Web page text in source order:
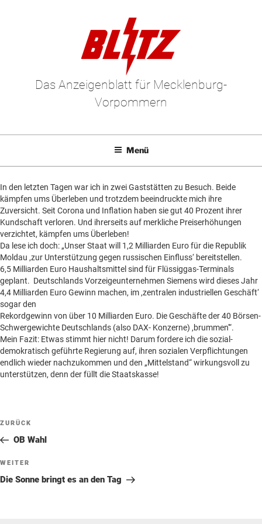
Das Anzeigenblatt für Mecklenburg-
Vorpommern
Menü
E-Paper
Kleinanzeigen
Leserbriefe
Beilagen online
Kontakt
In den letzten Tagen war ich in zwei Gaststätten zu Besuch. Beide
kämpfen ums Überleben und trotzdem beeindruckte mich ihre
Zuversicht. Seit Corona und Inflation haben sie gut 40 Prozent ihrer
Kundschaft verloren. Und ihrerseits auf merkliche Preiserhöhungen
verzichtet, kämpfen ums Überleben!
Da lese ich doch: „Unser Staat will 1,2 Milliarden Euro für die Republik
Moldau ,zur Unterstützung gegen russischen Einfluss‘ bereitstellen.
6,5 Milliarden Euro Haushaltsmittel sind für Flüssiggas-Terminals
geplant. Deutschlands Vorzeigeunternehmen Siemens wird dieses Jahr
4,4 Milliarden Euro Gewinn machen, im ,zentralen industriellen Geschäft‘
sogar den
Rekordgewinn von über 10 Milliarden Euro. Die Geschäfte der 40 Börsen-
Schwergewichte Deutschlands (also DAX- Konzerne) ,brummen'“.
Mein Fazit: Etwas stimmt hier nicht! Darum fordere ich die sozial-
demokratisch geführte Regierung auf, ihren sozialen Verpflichtungen
endlich wieder nachzukommen und den „Mittelstand“ wirkungsvoll zu
unterstützen, denn der füllt die Staatskasse!
Beitragsnavigation
Vorheriger
Beitrag
ZURÜCK
OB Wahl
Nächster
Beitrag
WEITER
Die Sonne bringt es an den Tag